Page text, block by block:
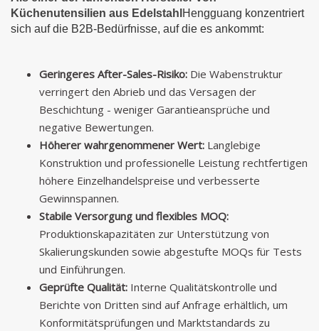
Küchenutensilien aus Edelstahl Hengguang konzentriert
sich auf die B2B-Bedürfnisse, auf die es ankommt:
Geringeres After-Sales-Risiko: Die Wabenstruktur
verringert den Abrieb und das Versagen der
Beschichtung - weniger Garantieansprüche und
negative Bewertungen.
Höherer wahrgenommener Wert: Langlebige
Konstruktion und professionelle Leistung rechtfertigen
höhere Einzelhandelspreise und verbesserte
Gewinnspannen.
Stabile Versorgung und flexibles MOQ:
Produktionskapazitäten zur Unterstützung von
Skalierungskunden sowie abgestufte MOQs für Tests
und Einführungen.
Geprüfte Qualität: Interne Qualitätskontrolle und
Berichte von Dritten sind auf Anfrage erhältlich, um
Konformitätsprüfungen und Marktstandards zu